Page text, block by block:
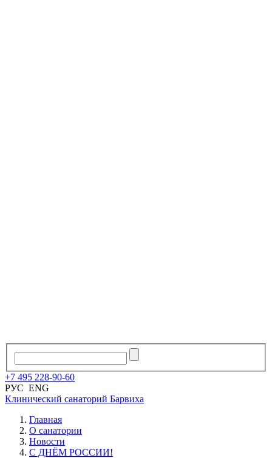
+7 495 228-90-60
РУС ENG
Клинический санаторий Барвиха
Главная
О санатории
Новости
С ДНЁМ РОССИИ!